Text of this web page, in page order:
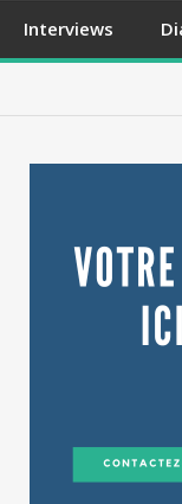
Interviews